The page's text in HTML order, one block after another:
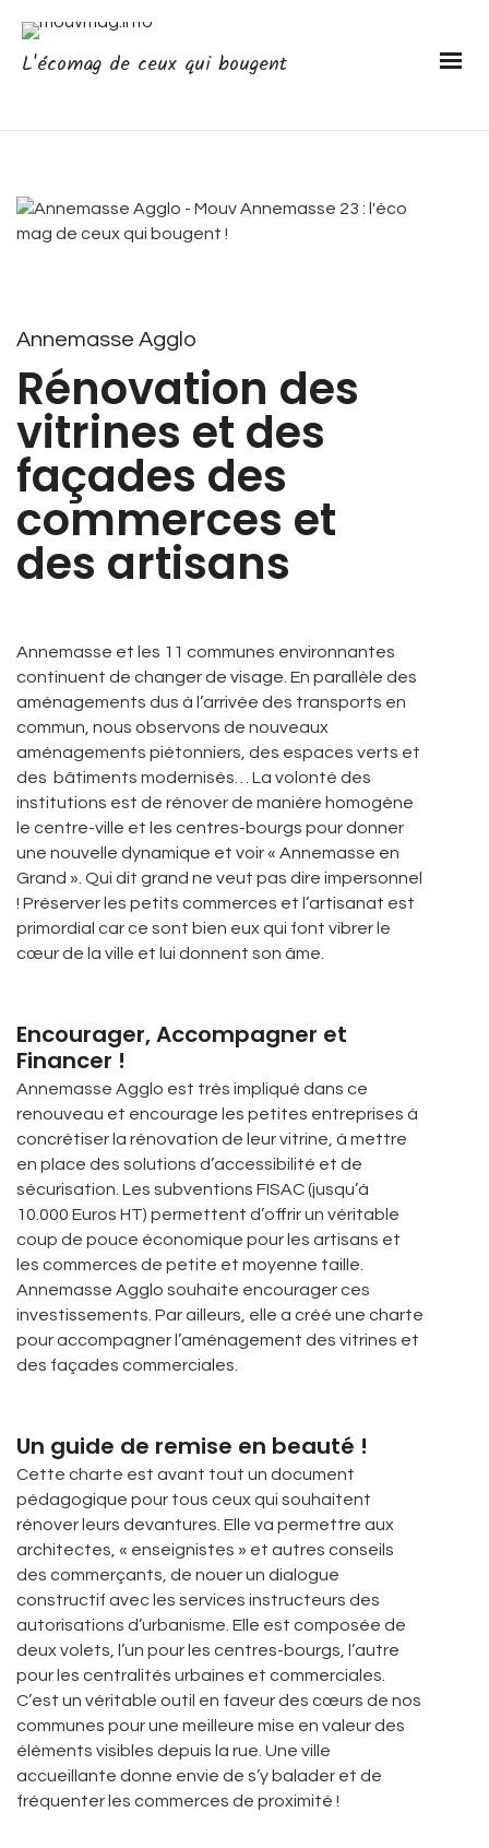
L'écomag de ceux qui bougent
Annemasse Agglo
Rénovation des
vitrines et des
façades des
commerces et
des artisans
Annemasse et les 11 communes environnantes
continuent de changer de visage. En parallèle des
aménagements dus à l’arrivée des transports en
commun, nous observons de nouveaux
aménagements piétonniers, des espaces verts et
des bâtiments modernisés… La volonté des
institutions est de rénover de manière homogène
le centre-ville et les centres-bourgs pour donner
une nouvelle dynamique et voir « Annemasse en
Grand ». Qui dit grand ne veut pas dire impersonnel
! Préserver les petits commerces et l’artisanat est
primordial car ce sont bien eux qui font vibrer le
cœur de la ville et lui donnent son âme.
Encourager, Accompagner et
Financer !
Annemasse Agglo est très impliqué dans ce
renouveau et encourage les petites entreprises à
concrétiser la rénovation de leur vitrine, à mettre
en place des solutions d’accessibilité et de
sécurisation. Les subventions FISAC (jusqu’à
10.000 Euros HT) permettent d’offrir un véritable
coup de pouce économique pour les artisans et
les commerces de petite et moyenne taille.
Annemasse Agglo souhaite encourager ces
investissements. Par ailleurs, elle a créé une charte
pour accompagner l’aménagement des vitrines et
des façades commerciales.
Un guide de remise en beauté !
Cette charte est avant tout un document
pédagogique pour tous ceux qui souhaitent
rénover leurs devantures. Elle va permettre aux
architectes, « enseignistes » et autres conseils
des commerçants, de nouer un dialogue
constructif avec les services instructeurs des
autorisations d’urbanisme. Elle est composée de
deux volets, l’un pour les centres-bourgs, l’autre
pour les centralités urbaines et commerciales.
C’est un véritable outil en faveur des cœurs de nos
communes pour une meilleure mise en valeur des
éléments visibles depuis la rue. Une ville
accueillante donne envie de s’y balader et de
fréquenter les commerces de proximité !